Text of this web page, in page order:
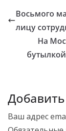
Восьмого
лицу
На
Ваш адрес